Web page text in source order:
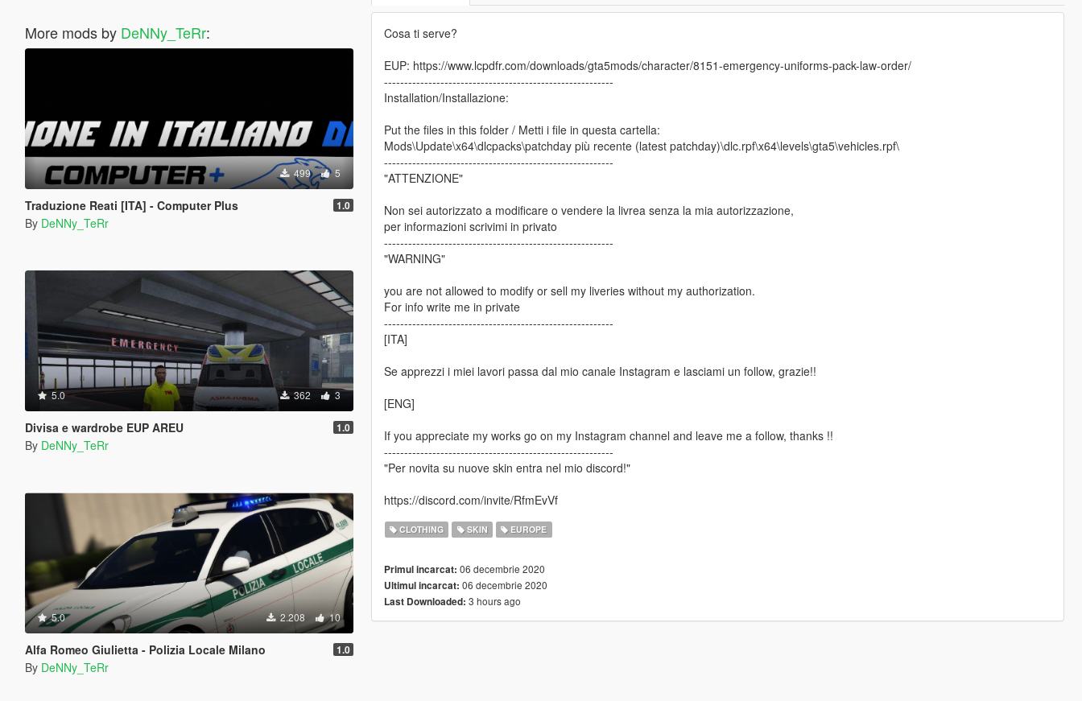
More mods by DeNNy_TeRr:
499 5
Traduzione Reati [ITA] - Computer Plus 1.0
By DeNNy_TeRr
5.0 362 3
Divisa e wardrobe EUP AREU 1.0
By DeNNy_TeRr
5.0 2.208 10
Alfa Romeo Giulietta - Polizia Locale Milano 1.0
By DeNNy_TeRr
Cosa ti serve?
EUP: https://www.lcpdfr.com/downloads/gta5mods/character/8151-emergency-uniforms-pack-law-order/
---------------------------------------------------------
Installation/Installazione:
Put the files in this folder / Metti i file in questa cartella:
Mods\Update\x64\dlcpacks\patchday più recente (latest patchday)\dlc.rpf\x64\levels\gta5\vehicles.rpf\
---------------------------------------------------------
"ATTENZIONE"
Non sei autorizzato a modificare o vendere la livrea senza la mia autorizzazione,
per informazioni scrivimi in privato
---------------------------------------------------------
"WARNING"
you are not allowed to modify or sell my liveries without my authorization.
For info write me in private
---------------------------------------------------------
[ITA]
Se apprezzi i miei lavori passa dal mio canale Instagram e lasciami un follow, grazie!!
[ENG]
If you appreciate my works go on my Instagram channel and leave me a follow, thanks !!
---------------------------------------------------------
"Per novita su nuove skin entra nel mio discord!"
https://discord.com/invite/RfmEvVf
CLOTHING SKIN EUROPE
Primul incarcat: 06 decembrie 2020
Ultimul incarcat: 06 decembrie 2020
Last Downloaded: 3 hours ago